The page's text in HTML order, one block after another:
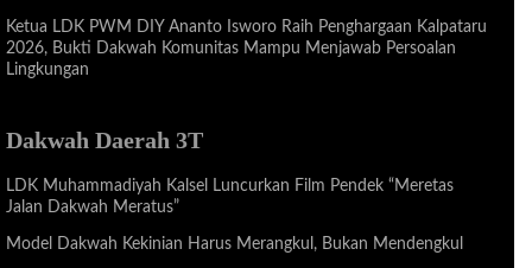
Ketua LDK PWM DIY Ananto Isworo Raih Penghargaan Kalpataru
2026, Bukti Dakwah Komunitas Mampu Menjawab Persoalan
Lingkungan
Dakwah Daerah 3T
LDK Muhammadiyah Kalsel Luncurkan Film Pendek “Meretas
Jalan Dakwah Meratus”
Model Dakwah Kekinian Harus Merangkul, Bukan Mendengkul